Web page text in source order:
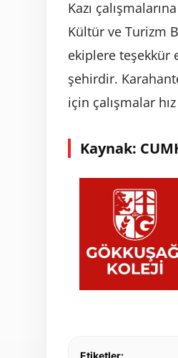
Kazı
Kültür ve Turizm
ekiplere teşekkür
şehirdir.
için çalışmalar
Kaynak: